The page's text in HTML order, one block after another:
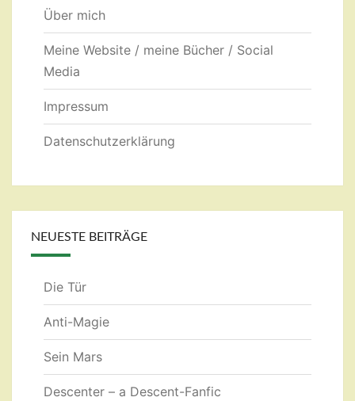
Über mich
Meine Website / meine Bücher / Social
Media
Impressum
Datenschutzerklärung
NEUESTE BEITRÄGE
Die Tür
Anti-Magie
Sein Mars
Descenter – a Descent-Fanfic